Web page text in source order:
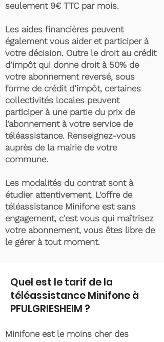
seulement 9€ TTC par mois.
Les aides financières peuvent
également vous aider et participer à
votre décision. Outre le droit au crédit
d’impôt qui donne droit à 50% de
votre abonnement reversé, sous
forme de crédit d’impôt, certaines
collectivités locales peuvent
participer à une partie du prix de
l’abonnement à votre service de
téléassistance. Renseignez-vous
auprès de la mairie de votre
commune.
Les modalités du contrat sont à
étudier attentivement. L’offre de
téléassistance Minifone est sans
engagement, c'est vous qui maîtrisez
votre abonnement, vous êtes libre de
le gérer à tout moment.
Quel est le tarif de la
téléassistance Minifone à
PFULGRIESHEIM ?
Minifone est le moins cher des